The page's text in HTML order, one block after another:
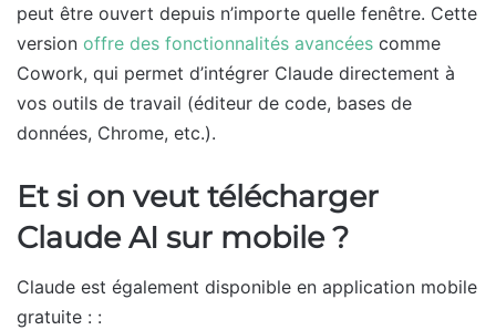
peut être ouvert depuis n’importe quelle fenêtre. Cette
version offre des fonctionnalités avancées comme
Cowork, qui permet d’intégrer Claude directement à
vos outils de travail (éditeur de code, bases de
données, Chrome, etc.).
Et si on veut télécharger
Claude AI sur mobile ?
Claude est également disponible en application mobile
gratuite : :